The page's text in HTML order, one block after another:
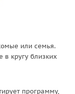
посетить
около 3000
флоры-это
или семья.
кругу близких
программу,